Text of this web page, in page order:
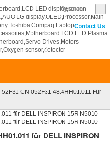
German
€
Contact Us
0
CN-052F31 48.4HH01.011 Für
für DELL INSPIRON